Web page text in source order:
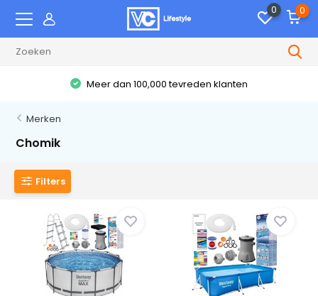
0 0
Meer dan 100,000 tevreden klanten
Merken
Chomik
Filters